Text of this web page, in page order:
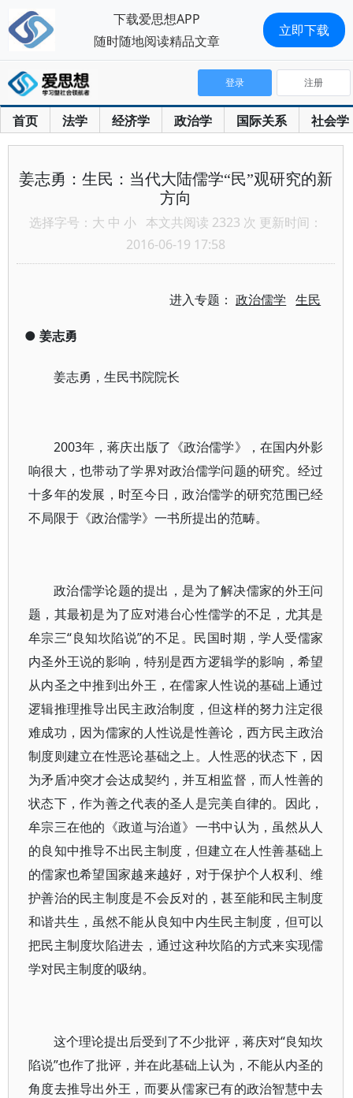
首页 法学 经济学 政治学 国际关系 社会学
登录 注册
姜志勇：生民：当代大陆儒学“民”观研究的新
方向
选择字号： 大 中 小 本文共阅读 2323 次 更新时间：
2016-06-19 17:58
进入专题：政治儒学 生民
● 姜志勇
姜志勇， 生民书院院长
2003年，蒋庆出版了《政治儒学》，在国内外影
响很大，也带动了学界对政治儒学问题的研究。经过
十多年的发展，时至今日，政治儒学的研究范围已经
不局限于《政治儒学》一书所提出的范畴。
政治儒学论题的提出，是为了解决儒家的外王问
题，其最初是为了应对港台心性儒学的不足，尤其是
牟宗三“良知坎陷说”的不足。民国时期，学人受儒家
内圣外王说的影响，特别是西方逻辑学的影响，希望
从内圣之中推到出外王，在儒家人性说的基础上通过
逻辑推理推导出民主政治制度，但这样的努力注定很
难成功，因为儒家的人性说是性善论，西方民主政治
制度则建立在性恶论基础之上。人性恶的状态下，因
为矛盾冲突才会达成契约，并互相监督，而人性善的
状态下，作为善之代表的圣人是完美自律的。因此，
牟宗三在他的《政道与治道》一书中认为，虽然从人
的良知中推导不出民主制度，但建立在人性善基础上
的儒家也希望国家越来越好，对于保护个人权利、维
护善治的民主制度是不会反对的，甚至能和民主制度
和谐共生，虽然不能从良知中内生民主制度，但可以
把民主制度坎陷进去，通过这种坎陷的方式来实现儒
学对民主制度的吸纳。
这个理论提出后受到了不少批评，蒋庆对“良知坎
陷说”也作了批评，并在此基础上认为，不能从内圣的
角度去推导出外王，而要从儒家已有的政治智慧中去
下载爱思想APP
随时随地阅读精品文章
立即下载